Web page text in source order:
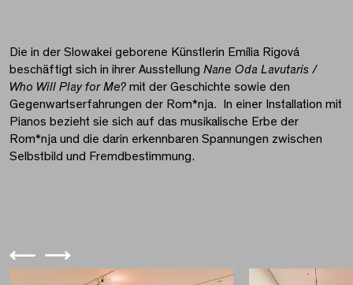
Die in der Slowakei geborene Künstlerin Emília Rigová
beschäftigt sich in ihrer Ausstellung Nane Oda Lavutaris /
Who Will Play for Me? mit der Geschichte sowie den
Gegenwartserfahrungen der Rom*nja. In einer Installation mit
Pianos bezieht sie sich auf das musikalische Erbe der
Rom*nja und die darin erkennbaren Spannungen zwischen
Selbstbild und Fremdbestimmung.